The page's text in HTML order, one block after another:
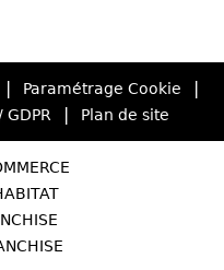
Paramétrage Cookie
GDPR Plan de site